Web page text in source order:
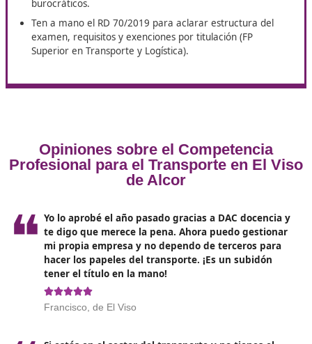
de DAC docencia está reconocido como uno de los
caminos para obtener rápido el título de competencia
profesional para el transporte.
Consejos express para preparar
el examen en El Viso de Alcor
Empieza por el banco oficial (preguntas y casos) y
de simulacros cronometrados : tu objetivo no es
saber, sino llegar a tiempo con precisión.
Domina4 bloques “calientes”
básica, régimen sancionador y tacógrafo,